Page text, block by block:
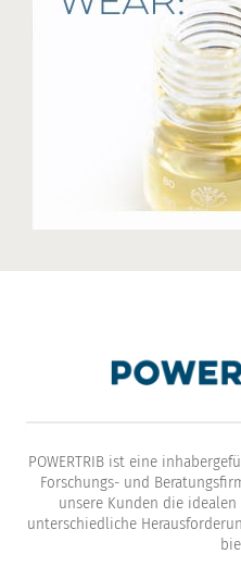
POWERTRIB ist eine
Forschungs- und
unsere Kunden die
unterschiedliche